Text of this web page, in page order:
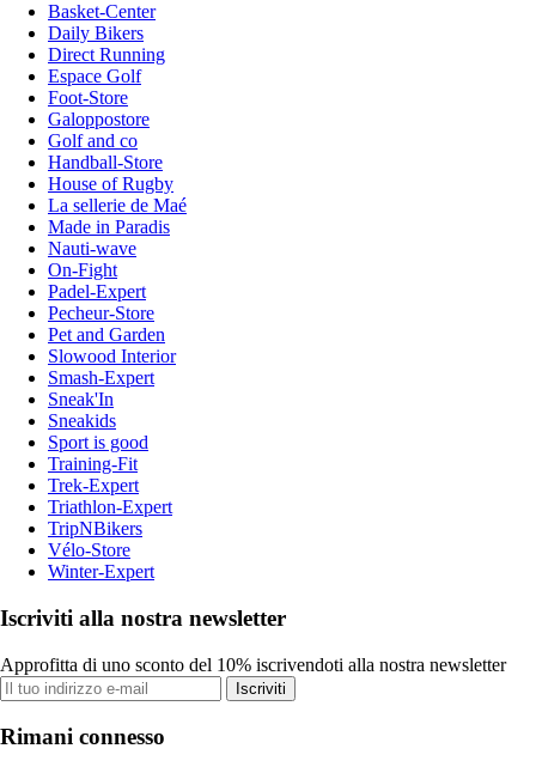
Basket-Center
Daily Bikers
Direct Running
Espace Golf
Foot-Store
Galoppostore
Golf and co
Handball-Store
House of Rugby
La sellerie de Maé
Made in Paradis
Nauti-wave
On-Fight
Padel-Expert
Pecheur-Store
Pet and Garden
Slowood Interior
Smash-Expert
Sneak'In
Sneakids
Sport is good
Training-Fit
Trek-Expert
Triathlon-Expert
TripNBikers
Vélo-Store
Winter-Expert
Iscriviti alla nostra newsletter
Approfitta di uno sconto del 10% iscrivendoti alla nostra newsletter
Iscriviti
Rimani connesso